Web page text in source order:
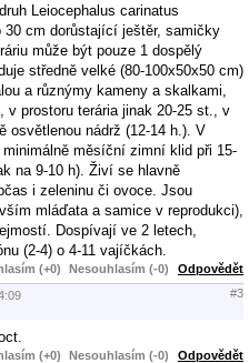
Leiocephalus carinatus
30 cm dorůstající ještěr, samičky
může být pouze 1 dospělý
středně velké (80-100x50x50 cm)
a různýmy kameny a skalkami,
prostoru terária jinak 20-25 st., v
osvětlenou nádrž (12-14 h.). V
měsíční zimní klid při 15-
na 9-10 h). Živí se hlavně
i zeleninu či ovoce. Jsou
mláďata a samice v reprodukci),
Dospívají ve 2 letech,
(2-4) o 4-11 vajíčkách.
(+0) Nesouhlasím (-0) Odpovědět
#3
(+0) Nesouhlasím (-0) Odpovědět